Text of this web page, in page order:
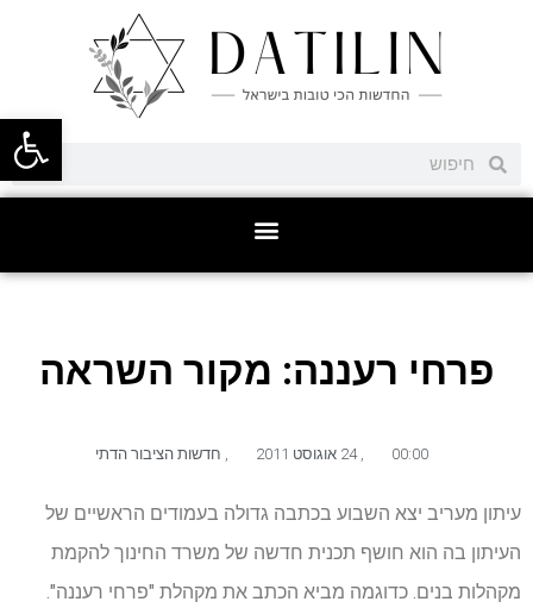
פתח
פרחי רעננה: מקור השראה
00:00
, 24 אוגוסט 2011 , חדשות הציבור הדתי
עיתון מעריב יצא השבוע בכתבה גדולה בעמודים הראשיים של
העיתון בה הוא חושף תכנית חדשה של משרד החינוך להקמת
מקהלות בנים. כדוגמה מביא הכתב את מקהלת "פרחי רעננה".